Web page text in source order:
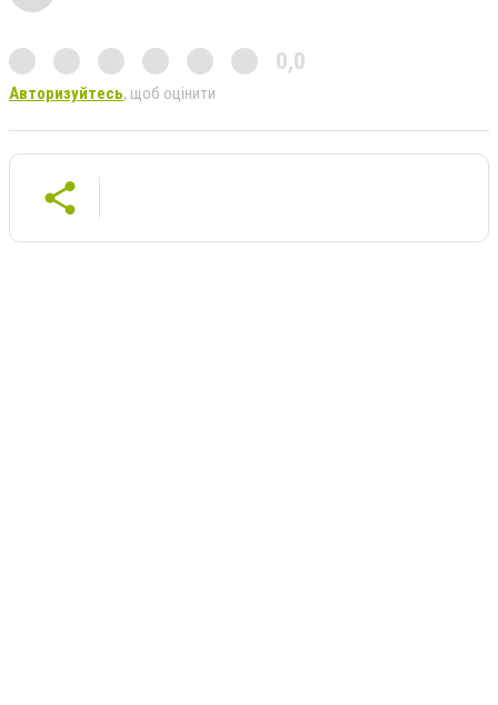
0,0
Авторизуйтесь, щоб оцінити